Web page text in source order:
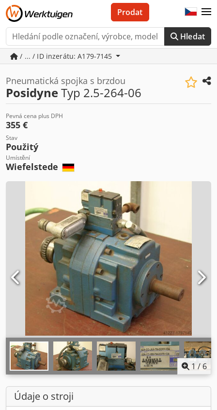
Hledat
Prodat
/ ... / ID inzerátu: A179-7145
Pneumatická spojka s brzdou
PosidyneTyp 2.5-264-06
Pevná cena plus DPH
355 €
Stav
Použitý
Umístění
Wiefelstede
1 / 6
Údaje o stroji